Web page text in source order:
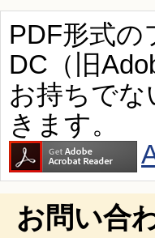
PDF形式の
DC（旧
お持ちでな
きます。
お問い合